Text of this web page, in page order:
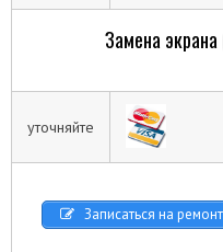
Замена
уточняйте
Записаться на ремонт